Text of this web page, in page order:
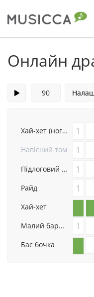
Deutsch
Español
Français
Онлайн
Хай-хет (нога) 1
Навісний том 1
Підлоговий том 1
Райд 1
Хай-хет
Малий барабан 1
Бас бочка